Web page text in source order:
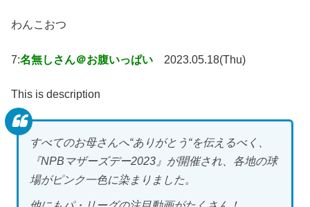
わんこおつ
7:名無しさん＠お腹いっぱい 2023.05.18(Thu)
This is description
すべてのお母さんへ“ありがとう“を伝えるべく、
『NPBマザーズデー2023』が開催され、各地の球
場がピンク一色に染まりました。